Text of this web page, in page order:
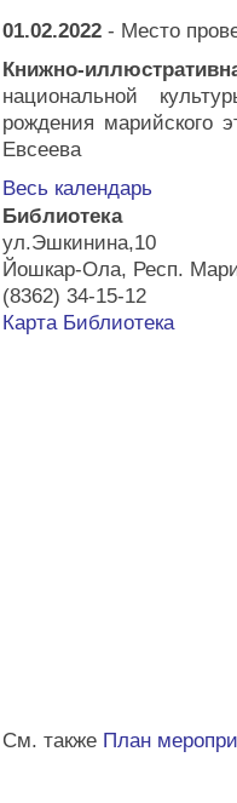
01.02.2022 - Место
Книжно-
национальной
рождения марийского
Евсеева
Весь календарь
Библиотека
ул.Эшкинина,10
Йошкар-Ола, Респ.
(8362) 34-15-12
Карта Библиотека
См. также План